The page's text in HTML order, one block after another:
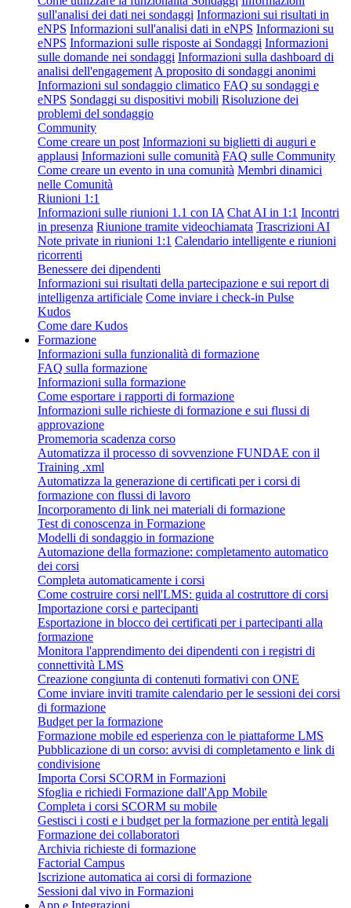
sull'analisi dei dati nei sondaggi Informazioni sui risultati in
eNPS Informazioni sull'analisi dati in eNPS Informazioni su
eNPS Informazioni sulle risposte ai Sondaggi Informazioni
sulle domande nei sondaggi Informazioni sulla dashboard di
analisi dell'engagement A proposito di sondaggi anonimi
Informazioni sul sondaggio climatico FAQ su sondaggi e
eNPS Sondaggi su dispositivi mobili Risoluzione dei
problemi del sondaggio
Community
Come creare un post Informazioni su biglietti di auguri e
applausi Informazioni sulle comunità FAQ sulle Community
Come creare un evento in una comunità Membri dinamici
nelle Comunità
Riunioni 1:1
Informazioni sulle riunioni 1.1 con IA Chat AI in 1:1 Incontri
in presenza Riunione tramite videochiamata Trascrizioni AI
Note private in riunioni 1:1 Calendario intelligente e riunioni
ricorrenti
Benessere dei dipendenti
Informazioni sui risultati della partecipazione e sui report di
intelligenza artificiale Come inviare i check-in Pulse
Kudos
Come dare Kudos
Formazione
Informazioni sulla funzionalità di formazione
FAQ sulla formazione
Informazioni sulla formazione
Come esportare i rapporti di formazione
Informazioni sulle richieste di formazione e sui flussi di
approvazione
Promemoria scadenza corso
Automatizza il processo di sovvenzione FUNDAE con il
Training .xml
Automatizza la generazione di certificati per i corsi di
formazione con flussi di lavoro
Incorporamento di link nei materiali di formazione
Test di conoscenza in Formazione
Modelli di sondaggio in formazione
Automazione della formazione: completamento automatico
dei corsi
Completa automaticamente i corsi
Come costruire corsi nell'LMS: guida al costruttore di corsi
Importazione corsi e partecipanti
Esportazione in blocco dei certificati per i partecipanti alla
formazione
Monitora l'apprendimento dei dipendenti con i registri di
connettività LMS
Creazione congiunta di contenuti formativi con ONE
Come inviare inviti tramite calendario per le sessioni dei corsi
di formazione
Budget per la formazione
Formazione mobile ed esperienza con le piattaforme LMS
Pubblicazione di un corso: avvisi di completamento e link di
condivisione
Importa Corsi SCORM in Formazioni
Sfoglia e richiedi Formazione dall'App Mobile
Completa i corsi SCORM su mobile
Gestisci i costi e i budget per la formazione per entità legali
Formazione dei collaboratori
Archivia richieste di formazione
Factorial Campus
Iscrizione automatica ai corsi di formazione
Sessioni dal vivo in Formazioni
App e Integrazioni